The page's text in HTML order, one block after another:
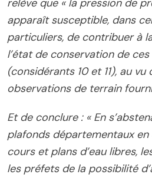
relève que « la pression de
apparaît susceptible, dans
particuliers, de contribuer à
l’état de conservation de ces
(considérants 10 et 11), au
observations de terrain
Et de conclure : « En
plafonds départementaux
cours et plans d’eau libres,
les préfets de la possibilité